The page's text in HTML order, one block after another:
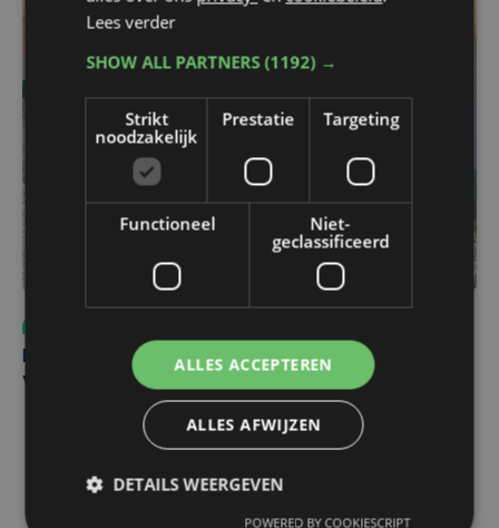
Margot Vanpachtenbeke beklimt zeven keer de Mont
Ventoux
Lees verder
SHOW ALL PARTNERS(1192) →
Strikt
noodzakelijk
Prestatie Targeting
Functioneel
Niet-
geclassificeerd
ALLES ACCEPTEREN
ALLES AFWIJZEN
DETAILS WEERGEVEN
POWERED BY COOKIESCRIPT